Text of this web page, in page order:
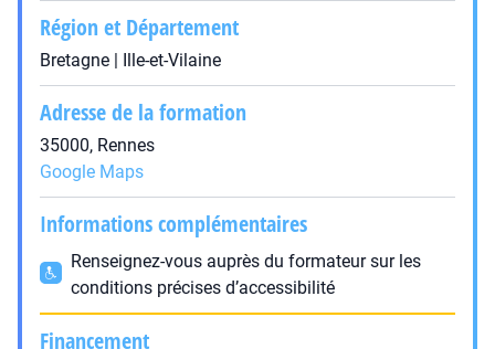
Région et Département
Bretagne | Ille-et-Vilaine
Adresse de la formation
35000, Rennes
Google Maps
Informations complémentaires
Renseignez-vous auprès du formateur sur les
conditions précises d’accessibilité
Financement